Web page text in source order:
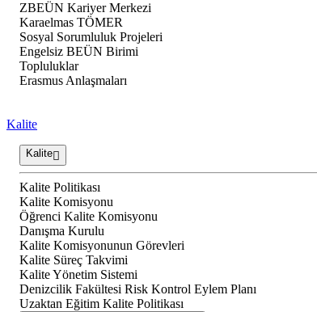
ZBEÜN Kariyer Merkezi
Karaelmas TÖMER
Sosyal Sorumluluk Projeleri
Engelsiz BEÜN Birimi
Topluluklar
Erasmus Anlaşmaları
Kalite
Kalite
Kalite Politikası
Kalite Komisyonu
Öğrenci Kalite Komisyonu
Danışma Kurulu
Kalite Komisyonunun Görevleri
Kalite Süreç Takvimi
Kalite Yönetim Sistemi
Denizcilik Fakültesi Risk Kontrol Eylem Planı
Uzaktan Eğitim Kalite Politikası